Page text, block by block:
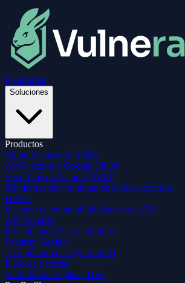
Plataforma
Soluciones
Productos
Cloud Security (CSPM)
AWS, Azure y Google Cloud
Superficie de Ataque (ASM)
Monitorización continua de activos externos
DAST
Escaneo de vulnerabilidades web y API
API Security
Protege tus APIs y endpoints
Security Copilot
Tu ingeniero de seguridad AI
Firebase Security
Auditoría de reglas y DBs